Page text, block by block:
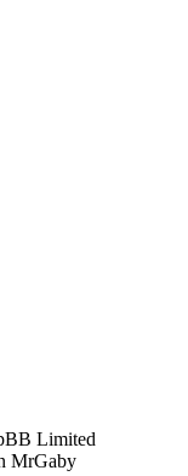
Limited
MrGaby